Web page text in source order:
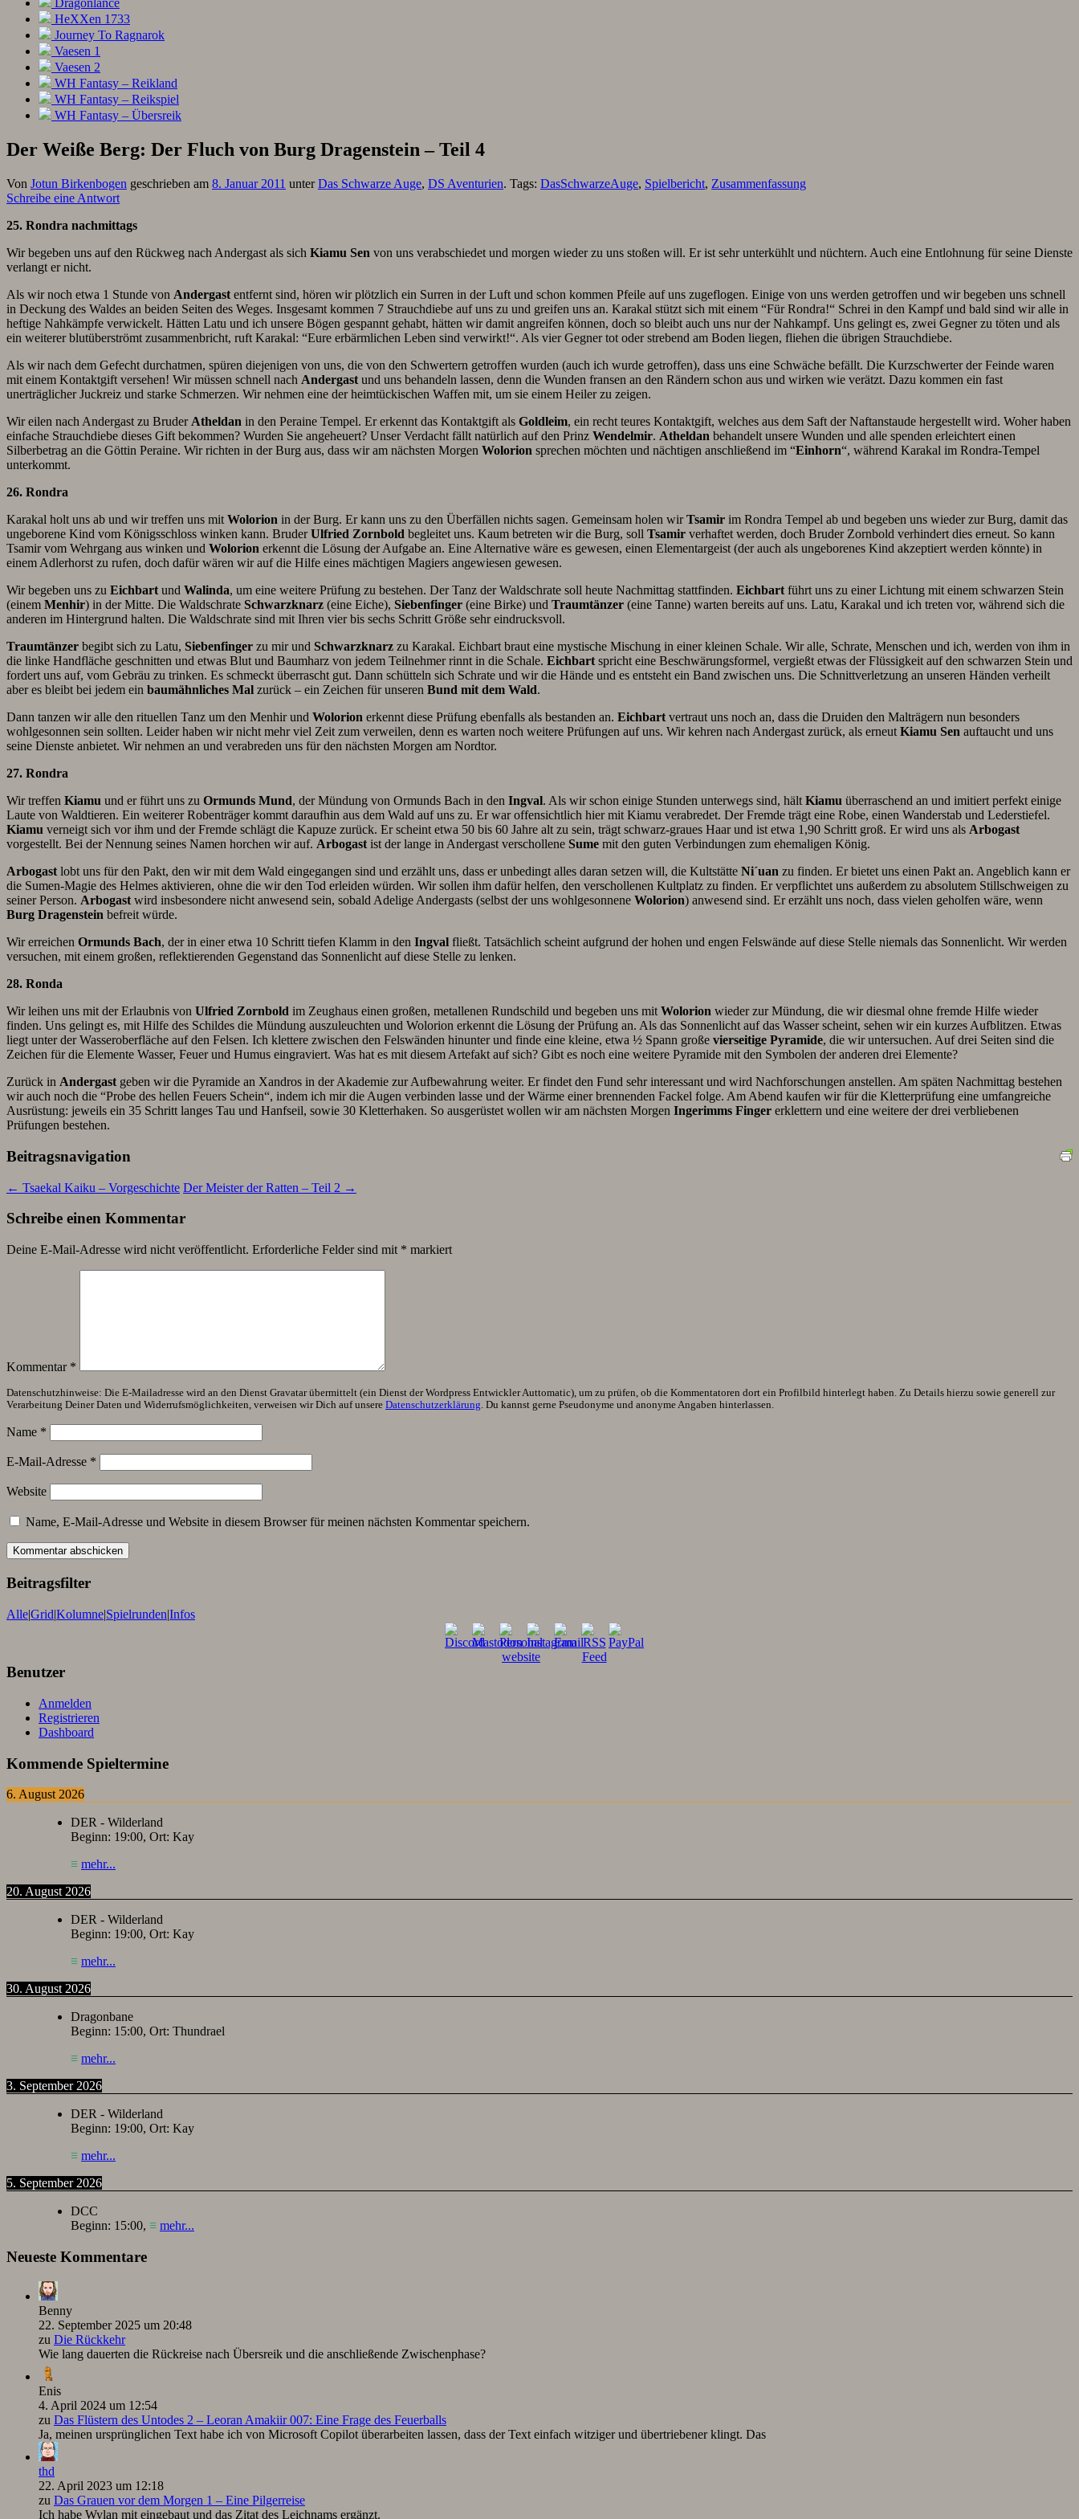
Dragonlance
HeXXen 1733
Journey To Ragnarok
Vaesen 1
Vaesen 2
WH Fantasy – Reikland
WH Fantasy – Reikspiel
WH Fantasy – Übersreik
Der Weiße Berg: Der Fluch von Burg Dragenstein – Teil 4
Von Jotun Birkenbogen geschrieben am 8. Januar 2011 unterDas Schwarze Auge, DS Aventurien. Tags: DasSchwarzeAuge, Spielbericht, Zusammenfassung
Schreibe eine Antwort
25. Rondra nachmittags
Wir begeben uns auf den Rückweg nach Andergast als sich Kiamu Sen von uns verabschiedet und morgen wieder zu uns stoßen will. Er ist sehr unterkühlt und nüchtern. Auch eine Entlohnung für seine Dienste
verlangt er nicht.
Als wir noch etwa 1 Stunde von Andergast entfernt sind, hören wir plötzlich ein Surren in der Luft und schon kommen Pfeile auf uns zugeflogen. Einige von uns werden getroffen und wir begeben uns schnell
in Deckung des Waldes an beiden Seiten des Weges. Insgesamt kommen 7 Strauchdiebe auf uns zu und greifen uns an. Karakal stützt sich mit einem “Für Rondra!“ Schrei in den Kampf und bald sind wir alle in
heftige Nahkämpfe verwickelt. Hätten Latu und ich unsere Bögen gespannt gehabt, hätten wir damit angreifen können, doch so bleibt auch uns nur der Nahkampf. Uns gelingt es, zwei Gegner zu töten und als
ein weiterer blutüberströmt zusammenbricht, ruft Karakal: “Eure erbärmlichen Leben sind verwirkt!“. Als vier Gegner tot oder strebend am Boden liegen, fliehen die übrigen Strauchdiebe.
Als wir nach dem Gefecht durchatmen, spüren diejenigen von uns, die von den Schwertern getroffen wurden (auch ich wurde getroffen), dass uns eine Schwäche befällt. Die Kurzschwerter der Feinde waren
mit einem Kontaktgift versehen! Wir müssen schnell nach Andergast und uns behandeln lassen, denn die Wunden fransen an den Rändern schon aus und wirken wie verätzt. Dazu kommen ein fast
unerträglicher Juckreiz und starke Schmerzen. Wir nehmen eine der heimtückischen Waffen mit, um sie einem Heiler zu zeigen.
Wir eilen nach Andergast zu Bruder Atheldan in den Peraine Tempel. Er erkennt das Kontaktgift als Goldleim, ein recht teures Kontaktgift, welches aus dem Saft der Naftanstaude hergestellt wird. Woher haben
einfache Strauchdiebe dieses Gift bekommen? Wurden Sie angeheuert? Unser Verdacht fällt natürlich auf den Prinz Wendelmir. Atheldan behandelt unsere Wunden und alle spenden erleichtert einen
Silberbetrag an die Göttin Peraine. Wir richten in der Burg aus, dass wir am nächsten Morgen Wolorion sprechen möchten und nächtigen anschließend im “Einhorn“, während Karakal im Rondra-Tempel
unterkommt.
26. Rondra
Karakal holt uns ab und wir treffen uns mit Wolorion in der Burg. Er kann uns zu den Überfällen nichts sagen. Gemeinsam holen wirTsamir im Rondra Tempel ab und begeben uns wieder zur Burg, damit das
ungeborene Kind vom Königsschloss winken kann. BruderUlfried Zornbold begleitet uns. Kaum betreten wir die Burg, soll Tsamir verhaftet werden, doch Bruder Zornbold verhindert dies erneut. So kann
Tsamir vom Wehrgang aus winken und Wolorion erkennt die Lösung der Aufgabe an. Eine Alternative wäre es gewesen, einen Elementargeist (der auch als ungeborenes Kind akzeptiert werden könnte) in
einem Adlerhorst zu rufen, doch dafür wären wir auf die Hilfe eines mächtigen Magiers angewiesen gewesen.
Wir begeben uns zu Eichbart und Walinda, um eine weitere Prüfung zu bestehen. Der Tanz der Waldschrate soll heute Nachmittag stattfinden. Eichbart führt uns zu einer Lichtung mit einem schwarzen Stein
(einem Menhir) in der Mitte. Die Waldschrate Schwarzknarz (eine Eiche), Siebenfinger (eine Birke) und Traumtänzer (eine Tanne) warten bereits auf uns. Latu, Karakal und ich treten vor, während sich die
anderen im Hintergrund halten. Die Waldschrate sind mit Ihren vier bis sechs Schritt Größe sehr eindrucksvoll.
Traumtänzer begibt sich zu Latu, Siebenfinger zu mir und Schwarzknarz zu Karakal. Eichbart braut eine mystische Mischung in einer kleinen Schale. Wir alle, Schrate, Menschen und ich, werden von ihm in
die linke Handfläche geschnitten und etwas Blut und Baumharz von jedem Teilnehmer rinnt in die Schale. Eichbart spricht eine Beschwärungsformel, vergießt etwas der Flüssigkeit auf den schwarzen Stein und
fordert uns auf, vom Gebräu zu trinken. Es schmeckt überrascht gut. Dann schütteln sich Schrate und wir die Hände und es entsteht ein Band zwischen uns. Die Schnittverletzung an unseren Händen verheilt
aber es bleibt bei jedem ein baumähnliches Mal zurück – ein Zeichen für unseren Bund mit dem Wald.
Dann tanzen wir alle den rituellen Tanz um den Menhir und Wolorion erkennt diese Prüfung ebenfalls als bestanden an. Eichbart vertraut uns noch an, dass die Druiden den Malträgern nun besonders
wohlgesonnen sein sollten. Leider haben wir nicht mehr viel Zeit zum verweilen, denn es warten noch weitere Prüfungen auf uns. Wir kehren nach Andergast zurück, als erneut Kiamu Sen auftaucht und uns
seine Dienste anbietet. Wir nehmen an und verabreden uns für den nächsten Morgen am Nordtor.
27. Rondra
Wir treffen Kiamu und er führt uns zu Ormunds Mund, der Mündung von Ormunds Bach in den Ingval. Als wir schon einige Stunden unterwegs sind, hält Kiamu überraschend an und imitiert perfekt einige
Laute von Waldtieren. Ein weiterer Robenträger kommt daraufhin aus dem Wald auf uns zu. Er war offensichtlich hier mit Kiamu verabredet. Der Fremde trägt eine Robe, einen Wanderstab und Lederstiefel.
Kiamu verneigt sich vor ihm und der Fremde schlägt die Kapuze zurück. Er scheint etwa 50 bis 60 Jahre alt zu sein, trägt schwarz-graues Haar und ist etwa 1,90 Schritt groß. Er wird uns als Arbogast
vorgestellt. Bei der Nennung seines Namen horchen wir auf. Arbogast ist der lange in Andergast verschollene Sume mit den guten Verbindungen zum ehemaligen König.
Arbogast lobt uns für den Pakt, den wir mit dem Wald eingegangen sind und erzählt uns, dass er unbedingt alles daran setzen will, die Kultstätte Ni´uan zu finden. Er bietet uns einen Pakt an. Angeblich kann er
die Sumen-Magie des Helmes aktivieren, ohne die wir den Tod erleiden würden. Wir sollen ihm dafür helfen, den verschollenen Kultplatz zu finden. Er verpflichtet uns außerdem zu absolutem Stillschweigen zu
seiner Person. Arbogast wird insbesondere nicht anwesend sein, sobald Adelige Andergasts (selbst der uns wohlgesonnene Wolorion) anwesend sind. Er erzählt uns noch, dass vielen geholfen wäre, wenn
Burg Dragenstein befreit würde.
Wir erreichen Ormunds Bach, der in einer etwa 10 Schritt tiefen Klamm in den Ingval fließt. Tatsächlich scheint aufgrund der hohen und engen Felswände auf diese Stelle niemals das Sonnenlicht. Wir werden
versuchen, mit einem großen, reflektierenden Gegenstand das Sonnenlicht auf diese Stelle zu lenken.
28. Ronda
Wir leihen uns mit der Erlaubnis von Ulfried Zornbold im Zeughaus einen großen, metallenen Rundschild und begeben uns mit Wolorion wieder zur Mündung, die wir diesmal ohne fremde Hilfe wieder
finden. Uns gelingt es, mit Hilfe des Schildes die Mündung auszuleuchten und Wolorion erkennt die Lösung der Prüfung an. Als das Sonnenlicht auf das Wasser scheint, sehen wir ein kurzes Aufblitzen. Etwas
liegt unter der Wasseroberfläche auf den Felsen. Ich klettere zwischen den Felswänden hinunter und finde eine kleine, etwa ½ Spann große vierseitige Pyramide, die wir untersuchen. Auf drei Seiten sind die
Zeichen für die Elemente Wasser, Feuer und Humus eingraviert. Was hat es mit diesem Artefakt auf sich? Gibt es noch eine weitere Pyramide mit den Symbolen der anderen drei Elemente?
Zurück in Andergast geben wir die Pyramide an Xandros in der Akademie zur Aufbewahrung weiter. Er findet den Fund sehr interessant und wird Nachforschungen anstellen. Am späten Nachmittag bestehen
wir auch noch die “Probe des hellen Feuers Schein“, indem ich mir die Augen verbinden lasse und der Wärme einer brennenden Fackel folge. Am Abend kaufen wir für die Kletterprüfung eine umfangreiche
Ausrüstung: jeweils ein 35 Schritt langes Tau und Hanfseil, sowie 30 Kletterhaken. So ausgerüstet wollen wir am nächsten Morgen Ingerimms Finger erklettern und eine weitere der drei verbliebenen
Prüfungen bestehen.
Beitragsnavigation
← Tsaekal Kaiku – Vorgeschichte Der Meister der Ratten – Teil 2 →
Schreibe einen Kommentar
Deine E-Mail-Adresse wird nicht veröffentlicht. Erforderliche Felder sind mit * markiert
Kommentar *
Datenschutzhinweise: Die E-Mailadresse wird an den Dienst Gravatar übermittelt (ein Dienst der Wordpress Entwickler Auttomatic), um zu prüfen, ob die Kommentatoren dort ein Profilbild hinterlegt haben. Zu Details hierzu sowie generell zur
Verarbeitung Deiner Daten und Widerrufsmöglichkeiten, verweisen wir Dich auf unsere Datenschutzerklärung. Du kannst gerne Pseudonyme und anonyme Angaben hinterlassen.
Name *
E-Mail-Adresse *
Website
Name, E-Mail-Adresse und Website in diesem Browser für meinen nächsten Kommentar speichern.
Beitragsfilter
Alle|Grid|Kolumne|Spielrunden|Infos
Benutzer
Anmelden
Registrieren
Dashboard
Kommende Spieltermine
6. August 2026
DER - Wilderland
Beginn: 19:00, Ort: Kay
≡ mehr...
20. August 2026
DER - Wilderland
Beginn: 19:00, Ort: Kay
≡ mehr...
30. August 2026
Dragonbane
Beginn: 15:00, Ort: Thundrael
≡ mehr...
3. September 2026
DER - Wilderland
Beginn: 19:00, Ort: Kay
≡ mehr...
5. September 2026
DCC
Beginn: 15:00, ≡ mehr...
Neueste Kommentare
Benny
22. September 2025 um 20:48
zu Die Rückkehr
Wie lang dauerten die Rückreise nach Übersreik und die anschließende Zwischenphase?
Enis
4. April 2024 um 12:54
zu Das Flüstern des Untodes 2 – Leoran Amakiir 007: Eine Frage des Feuerballs
Ja, meinen ursprünglichen Text habe ich von Microsoft Copilot überarbeiten lassen, dass der Text einfach witziger und übertriebener klingt. Das
thd
22. April 2023 um 12:18
zu Das Grauen vor dem Morgen 1 – Eine Pilgerreise
Ich habe Wylan mit eingebaut und das Zitat des Leichnams ergänzt.